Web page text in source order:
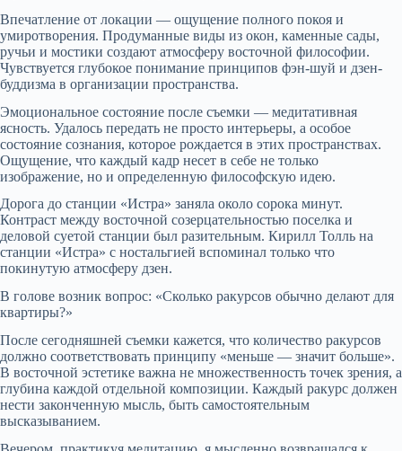
Впечатление от локации — ощущение полного покоя и
умиротворения. Продуманные виды из окон, каменные сады,
ручьи и мостики создают атмосферу восточной философии.
Чувствуется глубокое понимание принципов фэн-шуй и дзен-
буддизма в организации пространства.
Эмоциональное состояние после съемки — медитативная
ясность. Удалось передать не просто интерьеры, а особое
состояние сознания, которое рождается в этих пространствах.
Ощущение, что каждый кадр несет в себе не только
изображение, но и определенную философскую идею.
Дорога до станции «Истра» заняла около сорока минут.
Контраст между восточной созерцательностью поселка и
деловой суетой станции был разительным. Кирилл Толль на
станции «Истра» с ностальгией вспоминал только что
покинутую атмосферу дзен.
В голове возник вопрос: «Сколько ракурсов обычно делают для
квартиры?»
После сегодняшней съемки кажется, что количество ракурсов
должно соответствовать принципу «меньше — значит больше».
В восточной эстетике важна не множественность точек зрения, а
глубина каждой отдельной композиции. Каждый ракурс должен
нести законченную мысль, быть самостоятельным
высказыванием.